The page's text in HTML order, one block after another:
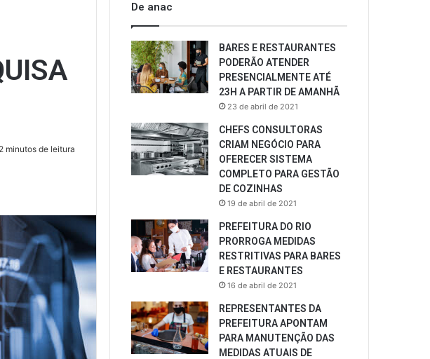
2 minutos de leitura
De anac
BARES E RESTAURANTES
PODERÃO ATENDER
PRESENCIALMENTE ATÉ
23H A PARTIR DE AMANHÃ
23 de abril de 2021
CHEFS CONSULTORAS
CRIAM NEGÓCIO PARA
OFERECER SISTEMA
COMPLETO PARA GESTÃO
DE COZINHAS
19 de abril de 2021
PREFEITURA DO RIO
PRORROGA MEDIDAS
RESTRITIVAS PARA BARES
E RESTAURANTES
16 de abril de 2021
REPRESENTANTES DA
PREFEITURA APONTAM
PARA MANUTENÇÃO DAS
MEDIDAS ATUAIS DE